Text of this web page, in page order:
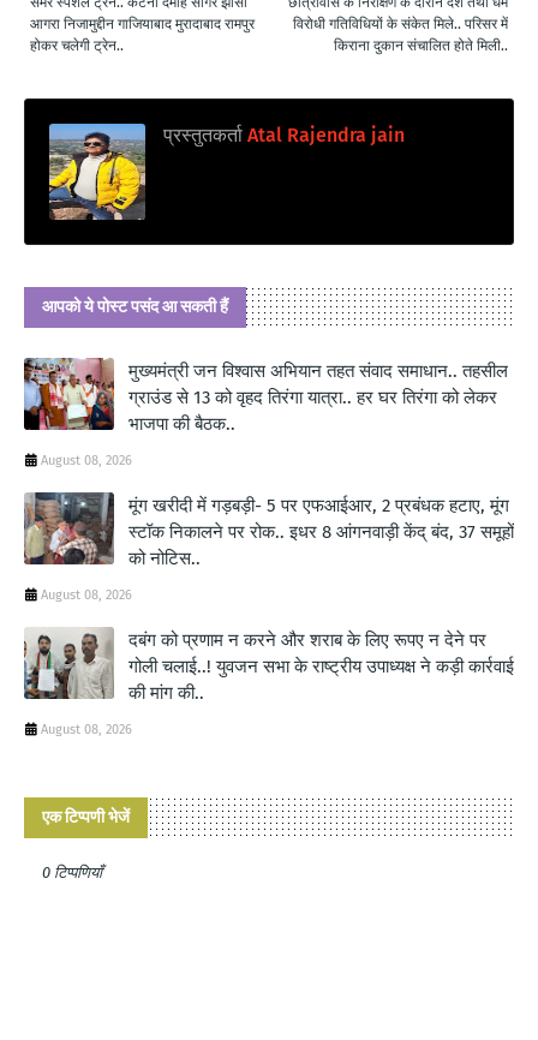
विरोधी गतिविधियों के संकेत मिले.. परिसर में
किराना दुकान संचालित होते मिली..
आगरा निजामुद्दीन गाजियाबाद मुरादाबाद रामपुर
होकर चलेगी ट्रेन..
प्रस्तुतकर्ता Atal Rajendra jain
आपको ये पोस्ट पसंद आ सकती हैं
मुख्यमंत्री जन विश्वास अभियान तहत संवाद समाधान.. तहसील
ग्राउंड से 13 को वृहद तिरंगा यात्रा.. हर घर तिरंगा को लेकर
भाजपा की बैठक..
August 08, 2026
मूंग खरीदी में गड़बड़ी- 5 पर एफआईआर, 2 प्रबंधक हटाए, मूंग
स्टॉक निकालने पर रोक.. इधर 8 आंगनवाड़ी केंद् बंद, 37 समूहों
को नोटिस..
August 08, 2026
दबंग को प्रणाम न करने और शराब के लिए रूपए न देने पर
गोली चलाई..! युवजन सभा के राष्ट्रीय उपाध्यक्ष ने कड़ी कार्रवाई
की मांग की..
August 08, 2026
एक टिप्पणी भेजें
0 टिप्पणियाँ